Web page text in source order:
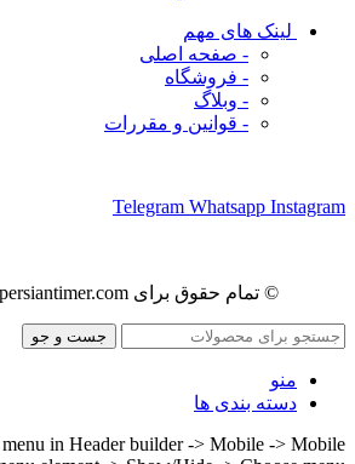
لینک های مهم
- صفحه اصلی
- فروشگاه
- وبلاگ
- قوانین و مقررات
Telegram Whatsapp Instagram
© تمام حقوق برای persiantimer.com محفوظ است
جست و جو
منو
دسته بندی ها
menu in Header builder -> Mobile -> Mobile